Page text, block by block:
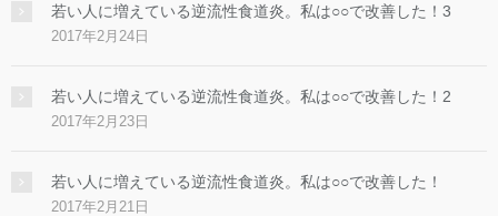
若い人に増えている逆流性食道炎。私は○○で改善した！3
2017年2月24日
若い人に増えている逆流性食道炎。私は○○で改善した！2
2017年2月23日
若い人に増えている逆流性食道炎。私は○○で改善した！
2017年2月21日